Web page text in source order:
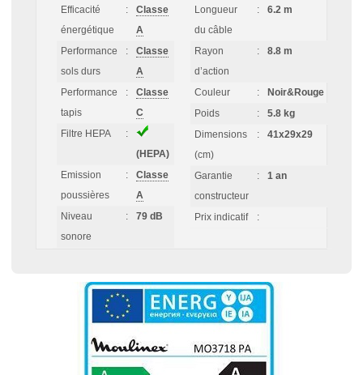
Efficacité
énergétique
:
Classe
A
Performance
sols durs
:
Classe
A
Performance
tapis
:
Classe
C
Filtre HEPA
:
(HEPA)
Emission
poussières
:
Classe
A
Niveau
sonore
: 79 dB
Longueur
du câble
: 6.2 m
Rayon
d’action
: 8.8 m
Couleur :
Noir&Rouge
Poids
:
5.8 kg
Dimensions
(cm)
: 41x29x29
Garantie
constructeur
: 1 an
Prix indicatif :